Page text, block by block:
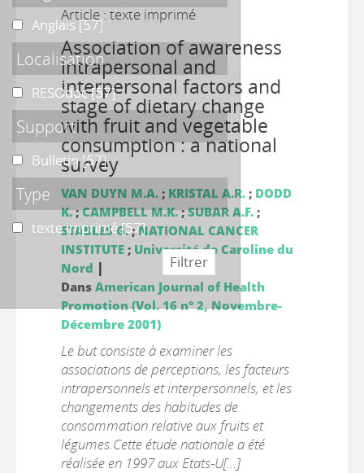
Article : texte imprimé
Association of awareness
intrapersonal and
interpersonal factors and
stage of dietary change
with fruit and vegetable
consumption : a national
survey
VAN DUYN M.A.; KRISTAL A.R.; DODD
K.;CAMPBELL M.K.;SUBAR A.F.;
STABLES G.;NATIONAL CANCER
INSTITUTE; Université de Caroline du
Nord |
Dans American Journal of Health
Promotion (Vol. 16 n° 2, Novembre-
Décembre 2001)
Le but consiste à examiner les
associations de perceptions, les facteurs
intrapersonnels et interpersonnels, et les
changements des habitudes de
consommation relative aux fruits et
légumes.Cette étude nationale a été
réalisée en 1997 aux Etats-U[...]
Anglais
Anglais[57]
Localisation
RESOdoc
RESOdoc[57]
Support
Bulletin
Bulletin[57]
Type
texte imprimé
texte imprimé[57]